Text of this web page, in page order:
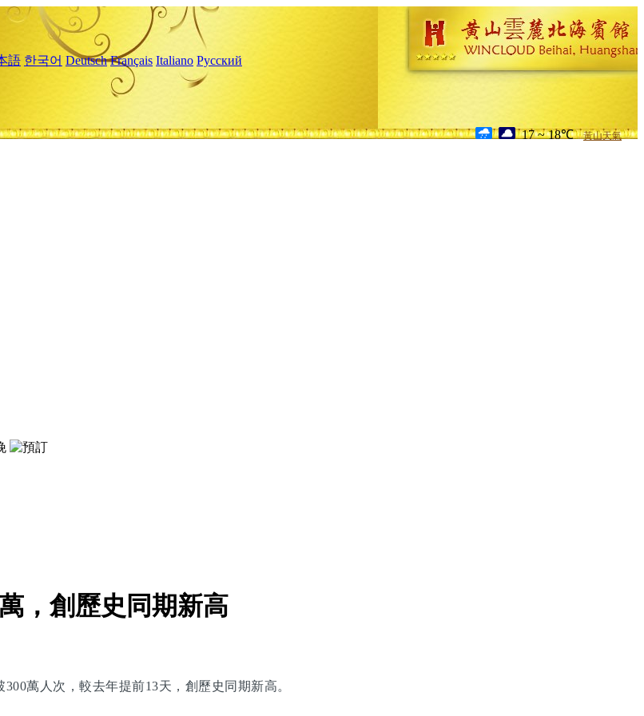
語 한국어 Deutsch Français Italiano Русский
17 ~ 18℃ 黃山天氣
，創歷史同期新高
萬人次，較去年提前13天，創歷史同期新高。